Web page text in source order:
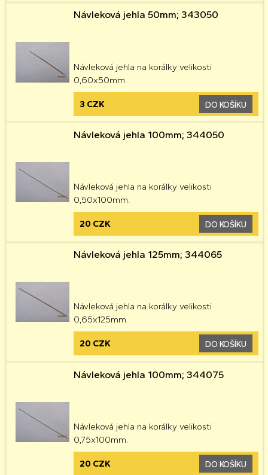
Návleková jehla 50mm; 343050
Návleková jehla na korálky velikosti
0,60x50mm.
3 CZK DO KOŠÍKU
Návleková jehla 100mm; 344050
Návleková jehla na korálky velikosti
0,50x100mm.
20 CZK DO KOŠÍKU
Návleková jehla 125mm; 344065
Návleková jehla na korálky velikosti
0,65x125mm.
20 CZK DO KOŠÍKU
Návleková jehla 100mm; 344075
Návleková jehla na korálky velikosti
0,75x100mm.
20 CZK DO KOŠÍKU